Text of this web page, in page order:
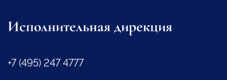
Исполнительная дирекция
+7 (495) 247 4777